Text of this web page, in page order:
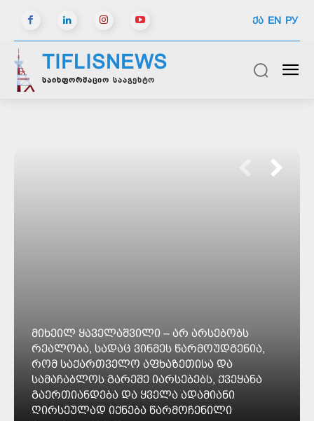
ᲥᲐ EN РУ
TIFLISNEWS
საინფორმაციო სააგენტო
მიხეილ ყაველაშვილი – არ არსებობს
რეალობა, სადაც ვინმეს წარმოუდგენია,
რომ საქართველო აფხაზეთისა და
სამაჩაბლოს გარეშე იარსებებს, ქვეყანა
გაერთიანდება და ყველა ადამიანი
ღირსეულად იქნება წარმოჩენილი